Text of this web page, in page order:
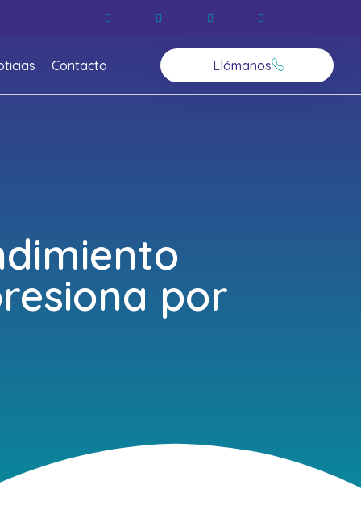
Contacto Llámanos
por